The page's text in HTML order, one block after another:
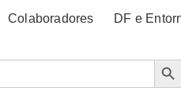
Colaboradores DF e
Botão de